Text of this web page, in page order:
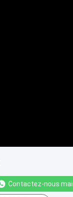
Contactez-nous